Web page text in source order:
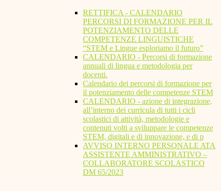
RETTIFICA - CALENDARIO
PERCORSI DI FORMAZIONE PER IL
POTENZIAMENTO DELLE
COMPETENZE LINGUISTICHE
“STEM e Lingue esploriamo il futuro”
CALENDARIO - Percorsi di formazione
annuali di lingua e metodologia per
docenti.
Calendario dei percorsi di formazione per
il potenziamento delle competenze STEM
CALENDARIO - azione di integrazione,
all’interno dei curricula di tutti i cicli
scolastici di attività, metodologie e
contenuti volti a sviluppare le competenze
STEM, digitali e di innovazione, e di p
AVVISO INTERNO PERSONALE ATA
ASSISTENTE AMMINISTRATIVO –
COLLABORATORE SCOLASTICO
DM 65/2023